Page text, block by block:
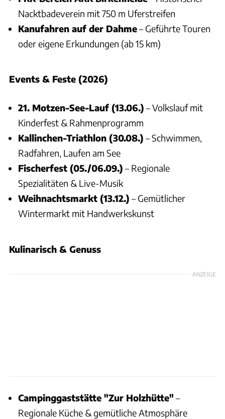
Nacktbadeverein mit 750 m Uferstreifen
Kanufahren auf der Dahme– Geführte Touren
oder eigene Erkundungen (ab 15 km)
Events & Feste (2026)
21. Motzen-See-Lauf (13.06.) – Volkslauf mit
Kinderfest & Rahmenprogramm
Kallinchen-Triathlon (30.08.) – Schwimmen,
Radfahren, Laufen am See
Fischerfest (05./06.09.) – Regionale
Spezialitäten & Live-Musik
Weihnachtsmarkt (13.12.) – Gemütlicher
Wintermarkt mit Handwerkskunst
Kulinarisch & Genuss
ANZEIGE
Campinggaststätte "Zur Holzhütte" –
Regionale Küche & gemütliche Atmosphäre